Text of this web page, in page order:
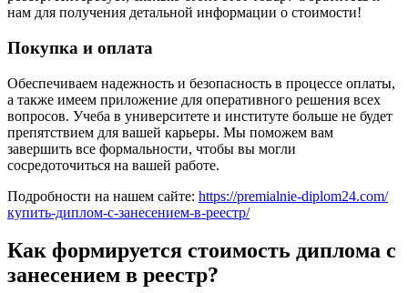
нам для получения детальной информации о стоимости!
Покупка и оплата
Обеспечиваем надежность и безопасность в процессе оплаты,
а также имеем приложение для оперативного решения всех
вопросов. Учеба в университете и институте больше не будет
препятствием для вашей карьеры. Мы поможем вам
завершить все формальности, чтобы вы могли
сосредоточиться на вашей работе.
Подробности на нашем сайте: https://premialnie-diplom24.com/
купить-диплом-с-занесением-в-реестр/
Как формируется стоимость диплома с
занесением в реестр?